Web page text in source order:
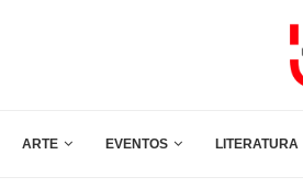
ARTE EVENTOS LITERATURA